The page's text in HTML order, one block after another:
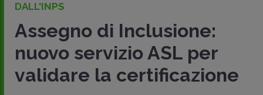
DALL'INPS
Assegno di Inclusione:
nuovo servizio ASL per
validare la certificazione